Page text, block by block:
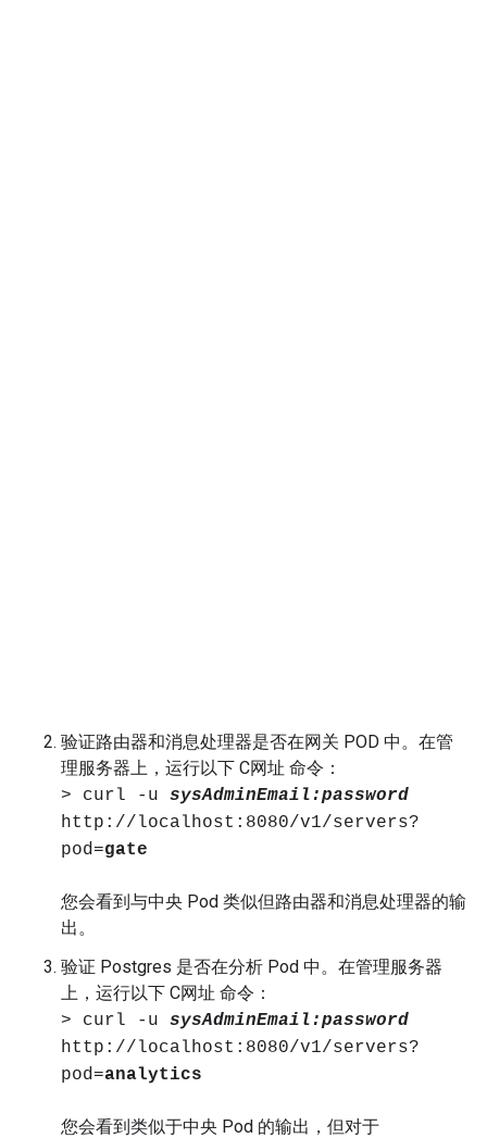
验证路由器和消息处理器是否在网关 POD 中。在管
理服务器上，运行以下 C网址 命令：
> curl -u sysAdminEmail:password
http://localhost:8080/v1/servers?
pod=gate
您会看到与中央 Pod 类似但路由器和消息处理器的输
出。
验证 Postgres 是否在分析 Pod 中。在管理服务器
上，运行以下 C网址 命令：
> curl -u sysAdminEmail:password
http://localhost:8080/v1/servers?
pod=analytics
您会看到类似于中央 Pod 的输出，但对于